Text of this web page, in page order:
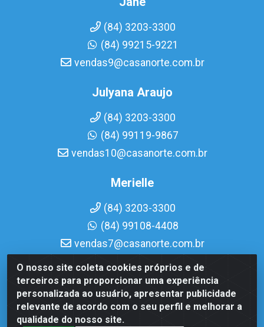
O nosso site coleta cookies próprios e de
terceiros para proporcionar uma experiência
personalizada ao usuário, apresentar publicidade
relevante de acordo com o seu perfil e melhorar a
qualidade do nosso site.
(84) 3203-3300
(84) 99215-9221
vendas9@casanorte.com.br
Julyana Araujo
(84) 3203-3300
(84) 99119-9867
vendas10@casanorte.com.br
Merielle
(84) 3203-3300
(84) 99108-4408
vendas7@casanorte.com.br
Casa Norte LTDA - Av. Interventor Mário Câmara, 1815 -
Dix-Sept Rosado, Natal/RN - CEP 59054-600 - CNPJ
08.713.513/0001-51